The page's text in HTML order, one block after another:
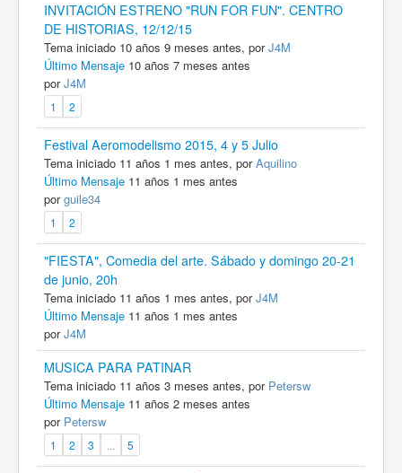
INVITACIÓN ESTRENO "RUN FOR FUN". CENTRO
DE HISTORIAS, 12/12/15
Tema iniciado 10 años 9 meses antes, porJ4M
Último Mensaje 10 años 7 meses antes
porJ4M
1 2
Festival Aeromodelismo 2015, 4 y 5 Julio
Tema iniciado 11 años 1 mes antes, porAquilino
Último Mensaje 11 años 1 mes antes
porguile34
1 2
"FIESTA", Comedia del arte. Sábado y domingo 20-21
de junio, 20h
Tema iniciado 11 años 1 mes antes, porJ4M
Último Mensaje 11 años 1 mes antes
porJ4M
MUSICA PARA PATINAR
Tema iniciado 11 años 3 meses antes, por Petersw
Último Mensaje 11 años 2 meses antes
por Petersw
1 2 3 5